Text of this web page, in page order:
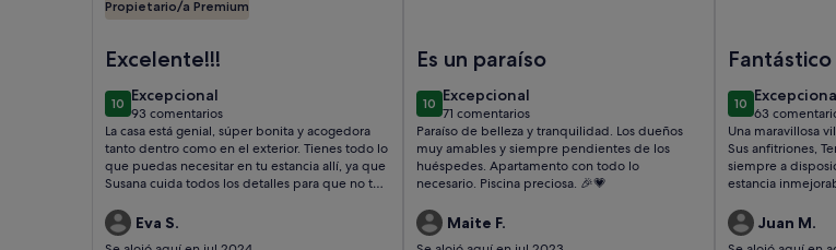
Propietario/a Premium
Excelente!!!
1010 de 10
Excepcional
excepcional
93 comentarios
(93 comentarios)
La casa está genial, súper bonita y acogedora
tanto dentro como en el exterior. Tienes todo lo
que puedas necesitar en tu estancia allí, ya que
Susana cuida todos los detalles para que no te
de bienvenida (muchas gracias!) hasta dejarte
bolsa y toallas de playa, termo, nevera portátil...
Eva S.
Es un paraíso
1010 de 10
Excepcional
excepcional
71 comentarios
(71 comentarios)
Paraíso de belleza y tranquilidad. Los dueños
muy amables y siempre pendientes de los
huéspedes. Apartamento con todo lo
necesario. Piscina preciosa. 🎉💗
Maite F.
Fantástico
1010 de 10
63
(63
Una maravillosa
Sus anfitriones,
siempre a
estancia
Juan M.